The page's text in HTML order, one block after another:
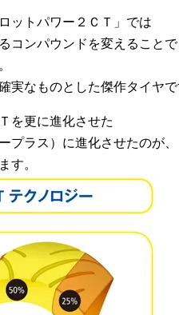
ットパワー２ＣＴ」では
コンパウンドを変えること
実なものとした傑作タイヤ
を更に進化させた
プラス）に進化させたのが、
す。